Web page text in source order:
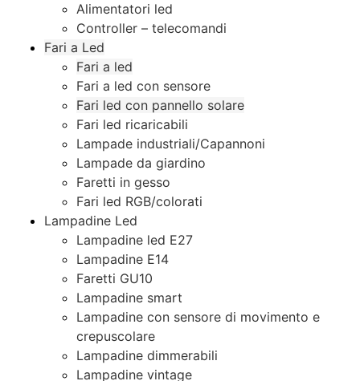
Alimentatori led
Controller – telecomandi
Fari a Led
Fari a led
Fari a led con sensore
Fari led con pannello solare
Fari led ricaricabili
Lampade industriali/Capannoni
Lampade da giardino
Faretti in gesso
Fari led RGB/colorati
Lampadine Led
Lampadine led E27
Lampadine E14
Faretti GU10
Lampadine smart
Lampadine con sensore di movimento e
crepuscolare
Lampadine dimmerabili
Lampadine vintage